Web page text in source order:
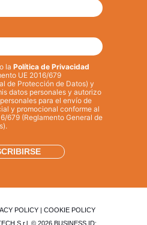
la Política de Privacidad
UE 2016/679
de Protección de Datos) y
personales y autorizo
para el envío de
y promocional conforme al
679 (Reglamento General de
POLICY| COOKIE POLICY
S.r.l. © 2026 BUSINESS ID: